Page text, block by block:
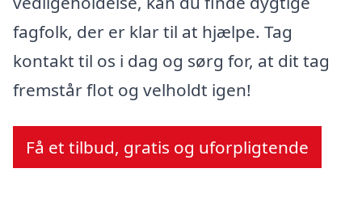
fagfolk, der er klar til at hjælpe. Tag
kontakt til os i dag og sørg for, at dit tag
fremstår flot og velholdt igen!
Få et tilbud, gratis og uforpligtende